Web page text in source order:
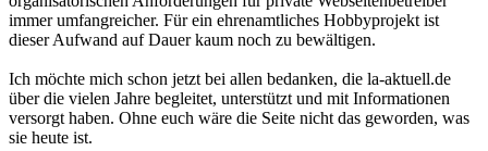
immer umfangreicher. Für ein ehrenamtliches Hobbyprojekt ist
dieser Aufwand auf Dauer kaum noch zu bewältigen.
Ich möchte mich schon jetzt bei allen bedanken, die la-aktuell.de
über die vielen Jahre begleitet, unterstützt und mit Informationen
versorgt haben. Ohne euch wäre die Seite nicht das geworden, was
sie heute ist.